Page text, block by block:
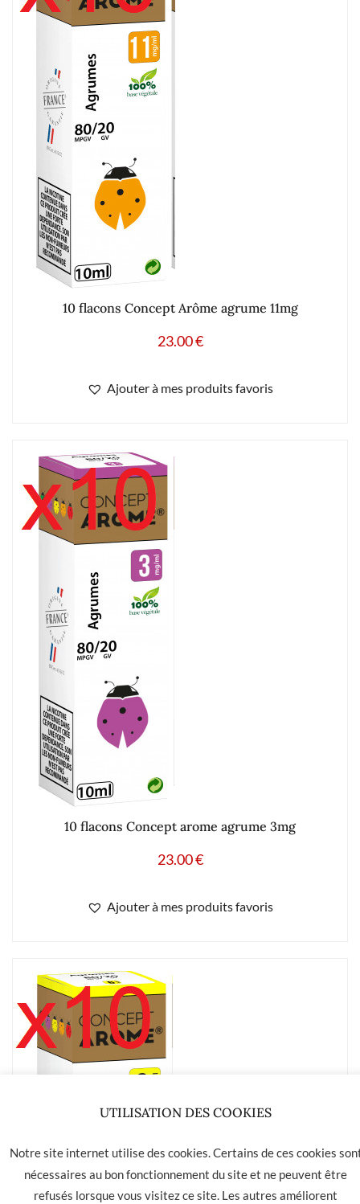
10 flacons Concept Arôme agrume 11mg
23.00€
Ajouter à mes produits favoris
10 flacons Concept arome agrume 3mg
23.00€
Ajouter à mes produits favoris
UTILISATION DES COOKIES
Notre site internet utilise des cookies. Certains de ces cookies
nécessaires au bon fonctionnement du site et ne peuvent être
refusés lorsque vous visitez ce site. Les autres améliorent